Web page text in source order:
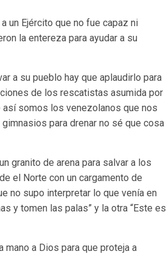
un Ejército que no fue capaz ni
la entereza para ayudar a su
a su pueblo hay que aplaudirlo para
de los rescatistas asumida por
somos los venezolanos que nos
para drenar no sé que cosa
granito de arena para salvar a los
el Norte con un cargamento de
no supo interpretar lo que venía en
y tomen las palas” y la otra “Este es
a Dios para que proteja a